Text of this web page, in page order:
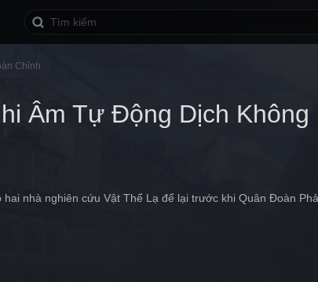
Chỉnh
Âm Tự Động Dịch Không
hai nhà nghiên cứu Vật Thể Lạ để lại trước khi Quân Đoàn